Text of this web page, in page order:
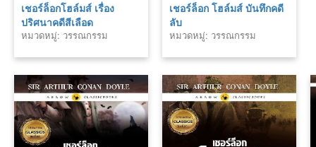
เชอร์ล็อกโฮล์มส์ เรื่อง
ปริศนาคดีสีเลือด
หมวดหมู่: วรรณกรรม
เชอร์ล็อก โฮล์มส์ บันทึกคดี
ลับ
หมวดหมู่: วรรณกรรม